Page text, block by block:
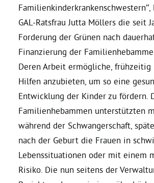
Grüne im Rathaus
Ratsfraktion
Ratsanträge
Fraktionsgeschäftsstelle
GAL-Ratsfrau Jutta Möllers die seit
Forderung der Grünen nach
Finanzierung der
Deren Arbeit ermögliche, frühzeitig
Hilfen anzubieten, um so eine
Entwicklung der Kinder zu fördern.
Familienhebammen unterstützten
während der Schwangerschaft,
nach der Geburt die Frauen in
Lebenssituationen oder mit einem
Risiko. Die nun seitens der